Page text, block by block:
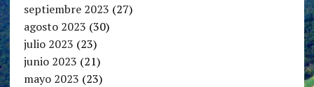
septiembre 2023 (27)
agosto 2023 (30)
julio 2023 (23)
junio 2023 (21)
mayo 2023 (23)